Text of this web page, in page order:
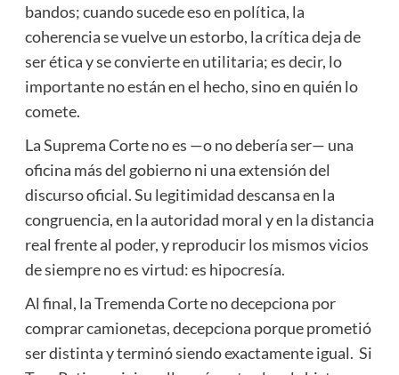
bandos; cuando sucede eso en política, la
coherencia se vuelve un estorbo, la crítica deja de
ser ética y se convierte en utilitaria; es decir, lo
importante no están en el hecho, sino en quién lo
comete.
La Suprema Corte no es —o no debería ser— una
oficina más del gobierno ni una extensión del
discurso oficial. Su legitimidad descansa en la
congruencia, en la autoridad moral y en la distancia
real frente al poder, y reproducir los mismos vicios
de siempre no es virtud: es hipocresía.
Al final, la Tremenda Corte no decepciona por
comprar camionetas, decepciona porque prometió
ser distinta y terminó siendo exactamente igual. Si